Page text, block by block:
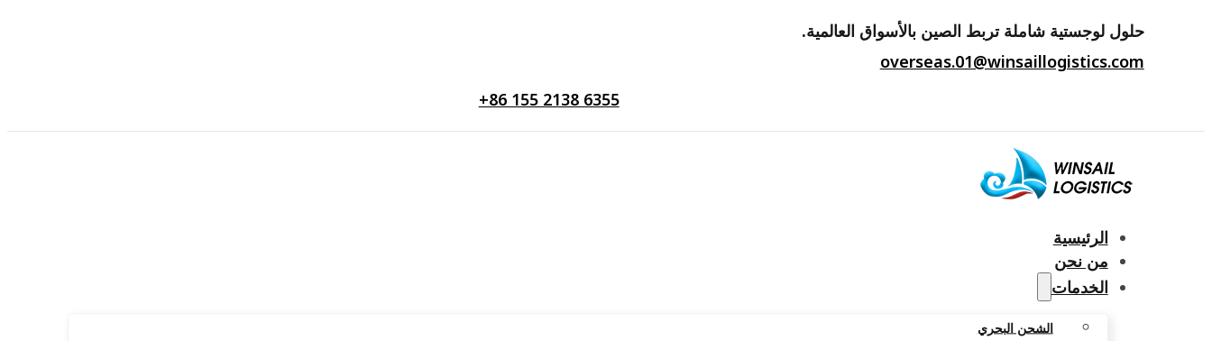
حلول لوجستية شاملة تربط الصين بالأسواق العالمية.
overseas.01@winsaillogistics.com
+86 155 2138 6355
الرئيسية
من نحن
الخدمات
الشحن البحري